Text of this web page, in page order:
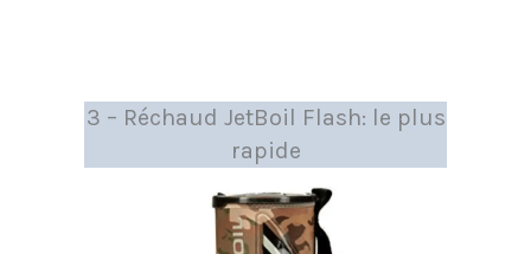
3 – Réchaud JetBoil Flash: le plus
rapide